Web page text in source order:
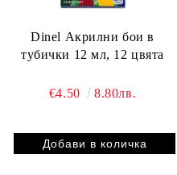
Dinel Акрилни бои в
тубички 12 мл, 12 цвята
€4.50 8.80лв.